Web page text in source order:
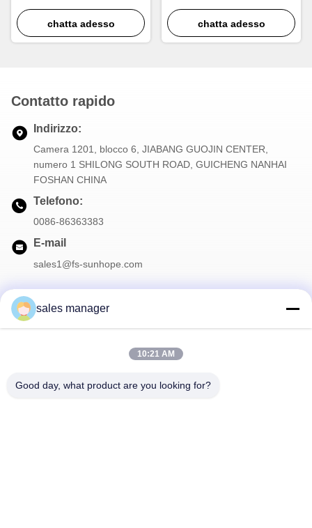
scambiatori di calore
chatta adesso
produzione di radiatori in
alluminio
chatta adesso
Contatto rapido
Indirizzo:
Camera 1201, blocco 6, JIABANG GUOJIN CENTER,
numero 1 SHILONG SOUTH ROAD, GUICHENG NANHAI
FOSHAN CHINA
Telefono:
0086-86363383
E-mail
sales1@fs-sunhope.com
sales manager
10:21 AM
Good day, what product are you looking for?